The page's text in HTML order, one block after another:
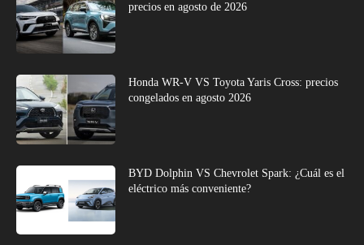
precios en agosto de 2026
Honda WR-V VS Toyota Yaris Cross: precios
congelados en agosto 2026
BYD Dolphin VS Chevrolet Spark: ¿Cuál es el
eléctrico más conveniente?